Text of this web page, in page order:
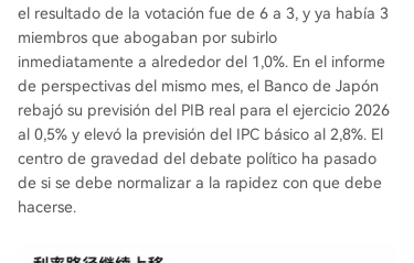
el resultado de la votación fue de 6 a 3, y ya había 3
miembros que abogaban por subirlo
inmediatamente a alrededor del 1,0%. En el informe
de perspectivas del mismo mes, el Banco de Japón
rebajó su previsión del PIB real para el ejercicio 2026
al 0,5% y elevó la previsión del IPC básico al 2,8%. El
centro de gravedad del debate político ha pasado
de si se debe normalizar a la rapidez con que debe
hacerse.